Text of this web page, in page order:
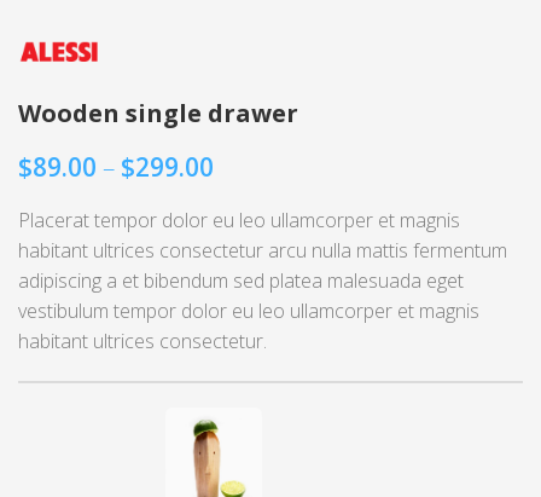
Wooden single drawer
$89.00 – $299.00
Placerat tempor dolor eu leo ullamcorper et magnis
habitant ultrices consectetur arcu nulla mattis fermentum
adipiscing a et bibendum sed platea malesuada eget
vestibulum tempor dolor eu leo ullamcorper et magnis
habitant ultrices consectetur.